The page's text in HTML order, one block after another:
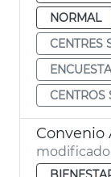
NORMAL
CENTRES
ENCUESTA
CENTROS
modificado